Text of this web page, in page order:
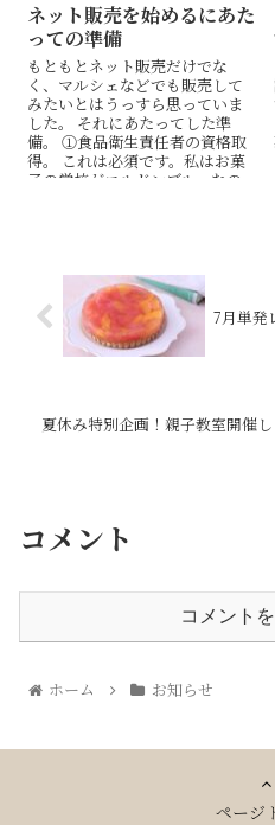
ネット販売を始めるにあた
っての準備
もともとネット販売だけでな
く、マルシェなどでも販売して
みたいとはうっすら思っていま
した。 それにあたってした準
備。 ①食品衛生責任者の資格取
得。 これは必須です。私はお菓
子の学校がコルドンブルーなの
7月単発
夏休み特別企画！親子教室開催し
コメント
コメント
ホーム お知らせ
ページ